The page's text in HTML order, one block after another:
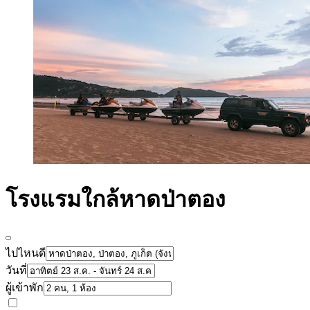
โรงแรมใกล้หาดป่าตอง
ไปไหนดี
วันที่
ผู้เข้าพัก